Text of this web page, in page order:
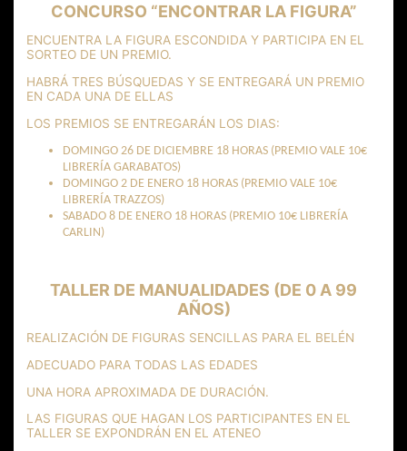
CONCURSO “ENCONTRAR LA FIGURA”
ENCUENTRA LA FIGURA ESCONDIDA Y PARTICIPA EN EL
SORTEO DE UN PREMIO.
HABRÁ TRES BÚSQUEDAS Y SE ENTREGARÁ UN PREMIO
EN CADA UNA DE ELLAS
LOS PREMIOS SE ENTREGARÁN LOS DIAS:
DOMINGO 26 DE DICIEMBRE 18 HORAS (PREMIO VALE 10€
LIBRERÍA GARABATOS)
DOMINGO 2 DE ENERO 18 HORAS (PREMIO VALE 10€
LIBRERÍA TRAZZOS)
SABADO 8 DE ENERO 18 HORAS (PREMIO 10€ LIBRERÍA
CARLIN)
TALLER DE MANUALIDADES (DE 0 A 99
AÑOS)
REALIZACIÓN DE FIGURAS SENCILLAS PARA EL BELÉN
ADECUADO PARA TODAS LAS EDADES
UNA HORA APROXIMADA DE DURACIÓN.
LAS FIGURAS QUE HAGAN LOS PARTICIPANTES EN EL
TALLER SE EXPONDRÁN EN EL ATENEO